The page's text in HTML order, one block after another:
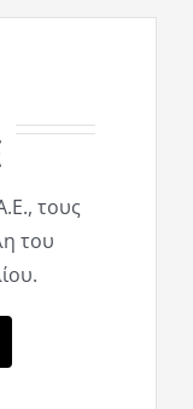
τους
του